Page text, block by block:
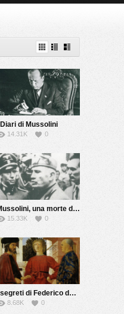
I Diari di Mussolini
14.31K 0
Mussolini, una morte da riscrivere
15.33K 0
I segreti di Federico da Montefeltro
8.68K 0